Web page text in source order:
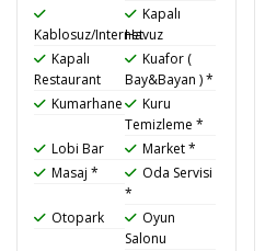
Kablosuz/Internet
Kapalı
Havuz
Kapalı
Restaurant
Kuafor (
Bay&Bayan ) *
Kumarhane
Kuru
Temizleme *
Lobi Bar
Market *
Masaj *
Oda Servisi
*
Otopark
Oyun
Salonu